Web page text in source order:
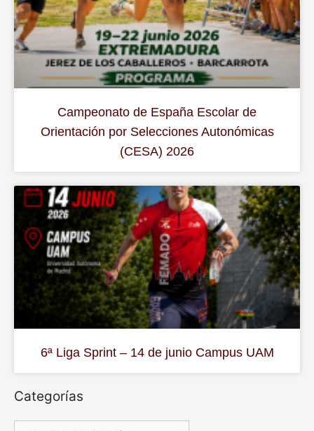
Campeonato de España Escolar de
Orientación por Selecciones Autonómicas
(CESA) 2026
6ª Liga Sprint – 14 de junio Campus UAM
Categorías